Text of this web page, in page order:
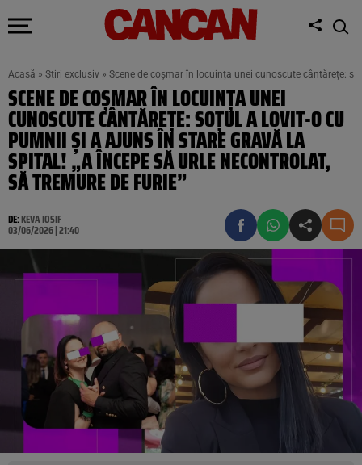
Acasă » Știri exclusiv » Scene de coșmar în locuința unei cunoscute cântărețe:
SCENE DE COȘMAR ÎN LOCUINȚA UNEI
CUNOSCUTE CÂNTĂREȚE: SOȚUL A LOVIT-O CU
PUMNII ȘI A AJUNS ÎN STARE GRAVĂ LA
SPITAL! „A ÎNCEPE SĂ URLE NECONTROLAT,
SĂ TREMURE DE FURIE”
DE:KEVA IOSIF
03/06/2026 | 21:40